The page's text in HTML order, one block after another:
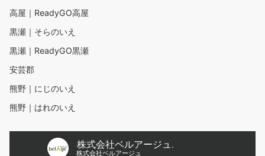
高屋｜ReadyGO高屋
黒瀬｜そらのいえ
黒瀬｜ReadyGO黒瀬
安芸郡
熊野｜にじのいえ
熊野｜はれのいえ